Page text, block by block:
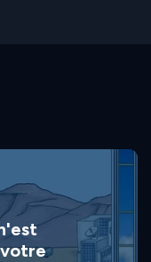
votre